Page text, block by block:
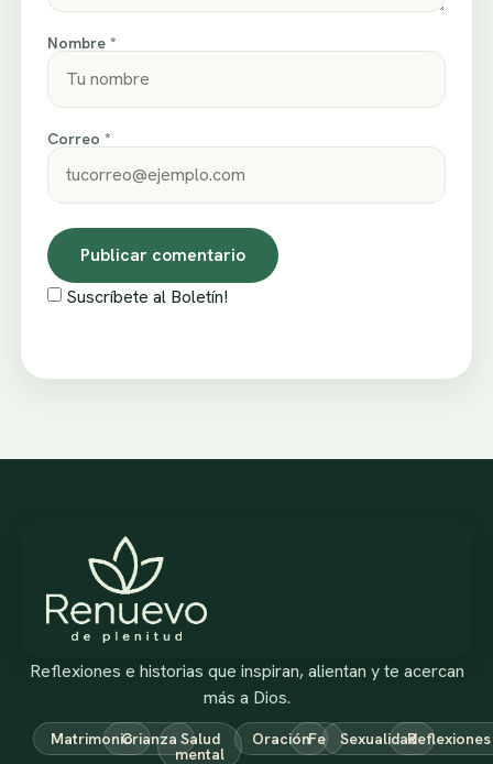
Nombre *
Correo *
Suscríbete al Boletín!
Reflexiones e historias que inspiran, alientan y te acercan
más a Dios.
MatrimonioCrianza Salud
mental
OraciónFe SexualidadReflexiones